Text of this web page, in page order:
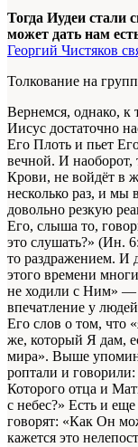
Тогда Иудеи стали
может дать нам
Георгий Чистяков
Толкование на
Вернемся, однако, к
Иисус достаточно
Его Плоть и пьет
вечной. И наоборот,
Крови, не войдёт в
несколько раз, и мы
довольно резкую
Его, слыша то,
это слушать?» (Ин.
то раздражением. И
этого времени
не ходили с Ним» —
впечатление у
Его слов о том, что
же, который Я дам,
мира». Выше
роптали и
Которого отца и
с небес?» Есть и
говорят: «Как Он
кажется это